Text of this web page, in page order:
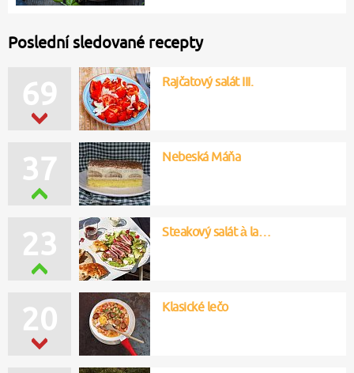
Poslední sledované recepty
69 Rajčatový salát III.
37 Nebeská Máňa
23 Steakový salát à la…
20 Klasické lečo